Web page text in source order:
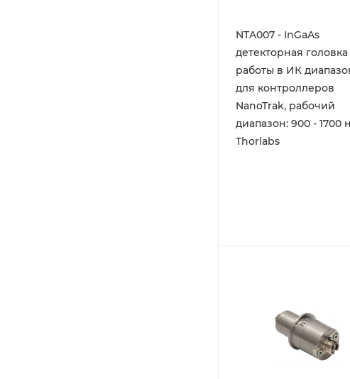
NTA007 - InGaAs
детекторная
работы в ИК
для контроллеров
NanoTrak, рабочий
диапазон: 900 - 1700
Thorlabs